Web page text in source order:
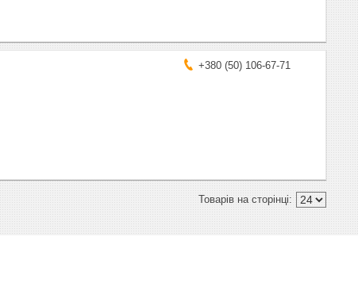
+380 (50) 106-67-71